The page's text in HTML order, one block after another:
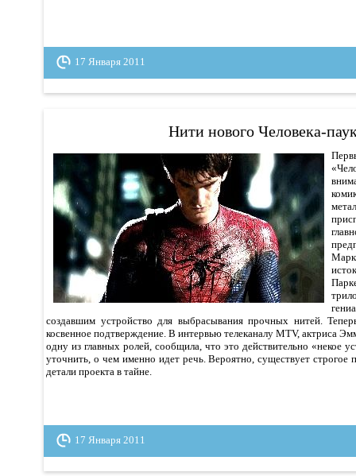
17 Января 2011
Нити нового Человека-
Марк
создавшим устройство для выбрасывания прочных нитей.
косвенное подтверждение. В интервью телеканалу MTV, актриса
одну из главных ролей, сообщила, что это действительно «некое
уточнить, о чем именно идет речь. Вероятно, существует строгое
детали проекта в тайне.
17 Января 2011